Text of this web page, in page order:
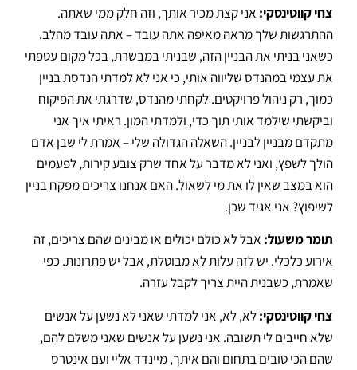
צחי קווטינסקי: אני קצת מכיר אותך, וזה חלק ממי שאתה.
ההתרגשות שלך מראה מאיפה אתה עובד – אתה עובד מהלב.
כשאני בניתי את הבניין הזה, שבניתי במבשרת, בכל מקום עטפתי
את עצמי במהנדס שליווה אותי, כי אני לא למדתי הנדסת בניין
כמוך, רק ניהול פרויקטים.לקחתי מהנדס, שדרגתי את הפיקוח
וביקשתי שילמד אותי תוך כדי, ולמדתי המון. ראיתי איך אני
מתקדם מבניין לבניין.השאלה הגדולה שלי – אמרת לי שבן אדם
הולך לשפץ, ואני לא מדבר על אחד שרק צובע קירות, לפעמים
הוא במצב שאין לו את מי לשאול. האם אנחנו צריכים מפקח בניין
לשיפוץ?אני אגיד שכן.
תומר משעול: אבל לא כולם יכולים או מבינים שהם צריכים, זה
אירוע כלכלי. יש לזה עלות לא מבוטלת, אבל יש פתרונות. כפי
שאמרת, כשבנית היית צריך לקבל עזרה.
צחי קווטינסקי:לא, לא, אני למדתי שאני לא נשען על אנשים
שלא חייבים לי תשובה. אני נשען על אנשים שאני משלם להם,
שהם הכי טובים בתחום והם איתך, מיינדד אליי ועם אינטרס